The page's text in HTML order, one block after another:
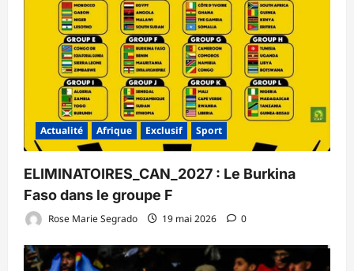
Actualité Afrique Exclusif Sport
ELIMINATOIRES_CAN_2027 : Le Burkina
Faso dans le groupe F
Rose Marie Segrado 19 mai 2026 0